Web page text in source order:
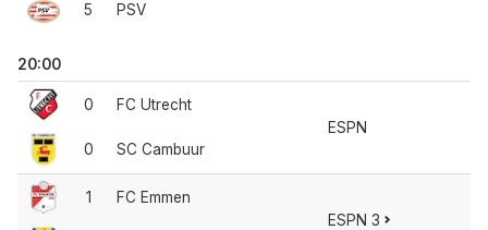
5 PSV
20:00
0
0
FC Utrecht
SC Cambuur
ESPN
1 FC Emmen
ESPN 3